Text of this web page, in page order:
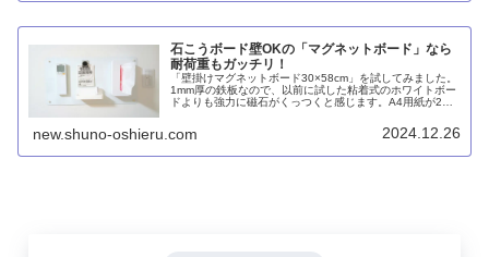
石こうボード壁OKの「マグネットボード」なら
耐荷重もガッチリ！
「壁掛けマグネットボード30×58cm」を試してみました。
1mm厚の鉄板なので、以前に試した粘着式のホワイトボー
ドよりも強力に磁石がくっつくと感じます。A4用紙が2枚
new.shuno-oshieru.com 2024.12.26